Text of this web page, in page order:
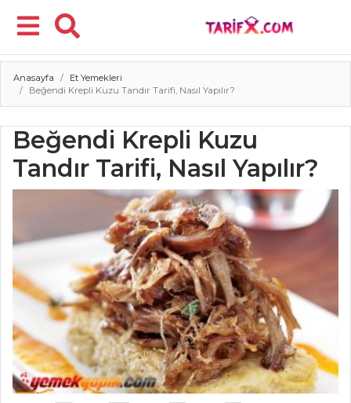
Menü
Anasayfa
Et Yemekleri
Beğendi Krepli Kuzu Tandır Tarifi, Nasıl Yapılır?
Beğendi Krepli Kuzu
Tandır Tarifi, Nasıl Yapılır?